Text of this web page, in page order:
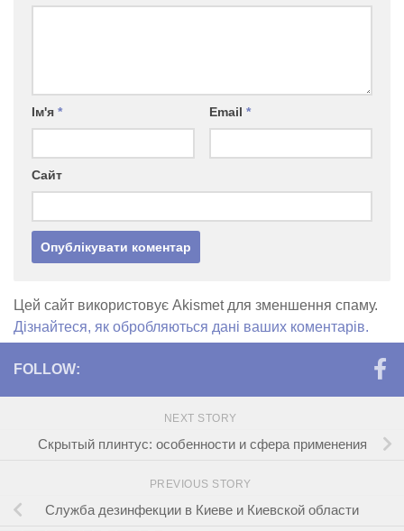
Ім'я * Email *
Сайт
Цей сайт використовує Akismet для зменшення спаму.
Дізнайтеся, як обробляються дані ваших коментарів.
FOLLOW:
NEXT STORY
Скрытый плинтус: особенности и сфера применения
PREVIOUS STORY
Служба дезинфекции в Киеве и Киевской области